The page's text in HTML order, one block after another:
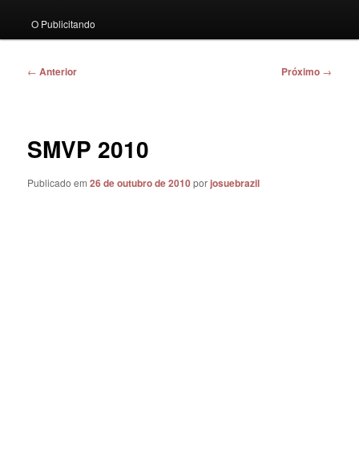
O Publicitando
Navegação
← Anterior Próximo →
SMVP 2010
Publicado em26 de outubro de 2010porjosuebrazil